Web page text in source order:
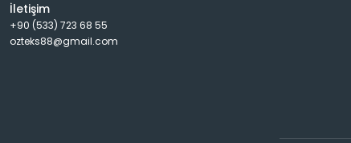
İletişim
+90 (533) 723 68 55
ozteks88@gmail.com